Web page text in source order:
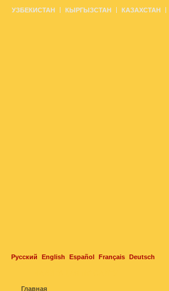
Русский English Español Français Deutsch
УЗБЕКИСТАН КЫРГЫЗСТАН КАЗАХСТАН
Главная